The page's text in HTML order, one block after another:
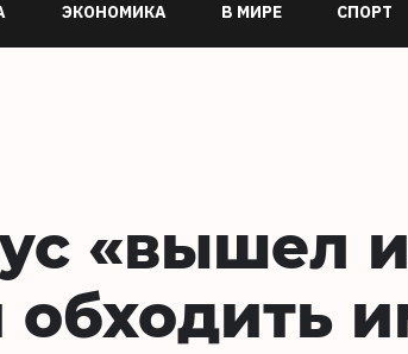
ЭКОНОМИКА В МИРЕ СПОРТ
«вышел
обходить